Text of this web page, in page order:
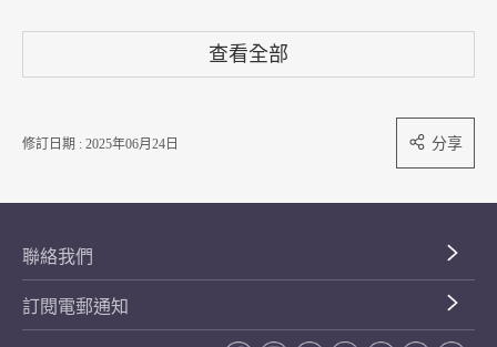
查看全部
修訂日期 : 2025年06月24日 分享
聯絡我們
訂閱電郵通知